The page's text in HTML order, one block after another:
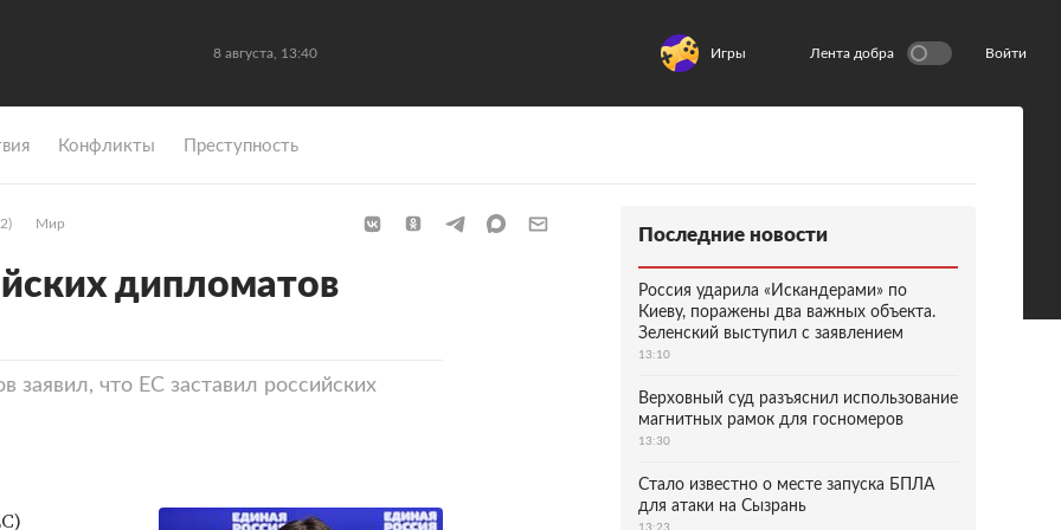
8 августа, 13:40 Игры Лента добра Войти
Конфликты Преступность
Мир
дипломатов
что ЕС заставил российских
Последние новости
Россия ударила «Искандерами» по
Киеву, поражены два важных объекта.
Зеленский выступил с заявлением
13:10
Верховный суд разъяснил использование
магнитных рамок для госномеров
13:30
Стало известно о месте запуска БПЛА
для атаки на Сызрань
13:23